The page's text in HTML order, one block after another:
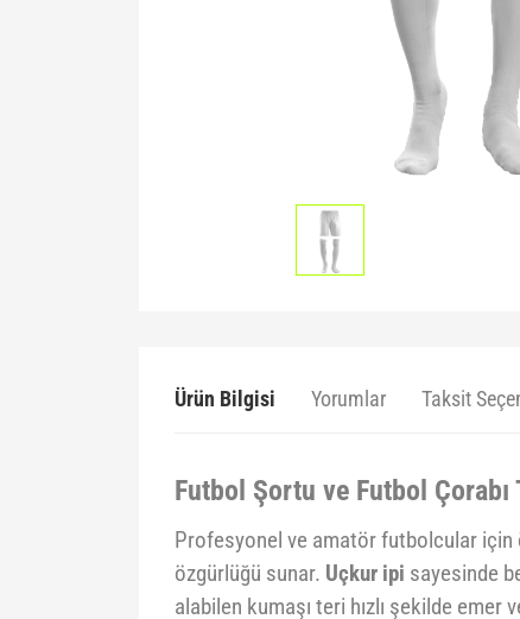
Ürün Bilgisi Yorumlar Taksit
Futbol Şortu ve Futbol Çorabı
Profesyonel ve amatör futbolcular için
özgürlüğü sunar. Uçkur ipi sayesinde
alabilen kumaşı teri hızlı şekilde emer